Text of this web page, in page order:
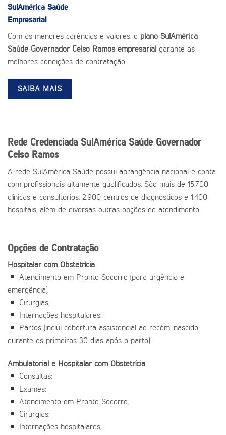
SulAmérica Saúde
Empresarial
Com as menores carências e valores, o plano SulAmérica
Saúde Governador Celso Ramos empresarial garante as
melhores condições de contratação.
SAIBA MAIS
Rede Credenciada SulAmérica Saúde Governador
Celso Ramos
A rede SulAmérica Saúde possui abrangência nacional e conta
com profissionais altamente qualificados. São mais de 15.700
clínicas e consultórios, 2.900 centros de diagnósticos e 1.400
hospitais, além de diversas outras opções de atendimento.
Opções de Contratação
Hospitalar com Obstetrícia
Atendimento em Pronto Socorro (para urgência e
emergência);
Cirurgias;
Internações hospitalares;
Partos (inclui cobertura assistencial ao recém-nascido
durante os primeiros 30 dias após o parto).
Ambulatorial e Hospitalar com Obstetrícia
Consultas;
Exames;
Atendimento em Pronto Socorro;
Cirurgias;
Internações hospitalares;